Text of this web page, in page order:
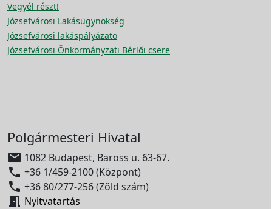
Vegyél részt!
Józsefvárosi Lakásügynökség
Józsefvárosi lakáspályázato
Józsefvárosi Önkormányzati Bérlői csere
Polgármesteri Hivatal
 1082 Budapest, Baross u. 63-67.
 +36 1/459-2100 (Központ)
 +36 80/277-256 (Zöld szám)
 Nyitvatartás